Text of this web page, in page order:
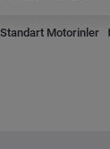
Standart Motorinler